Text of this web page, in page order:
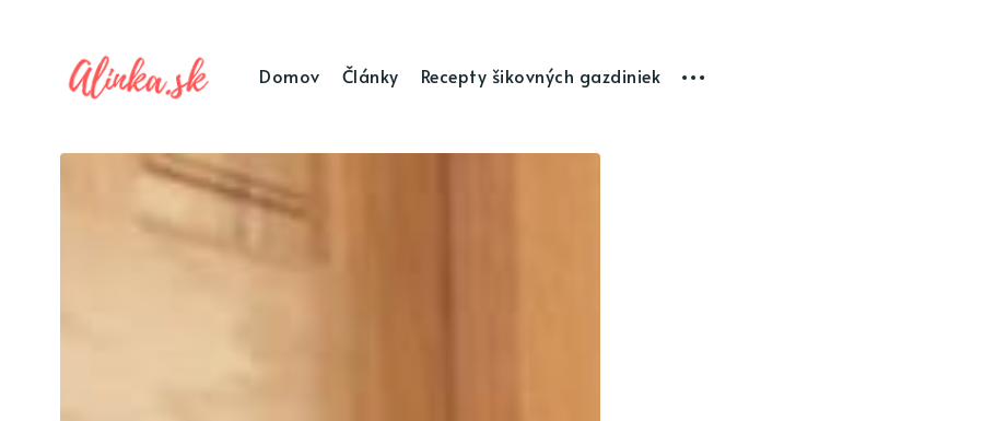
Domov Články Recepty šikovných gazdiniek